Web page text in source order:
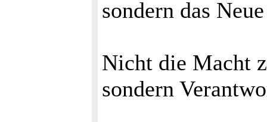
sondern das
Nicht die Macht
sondern